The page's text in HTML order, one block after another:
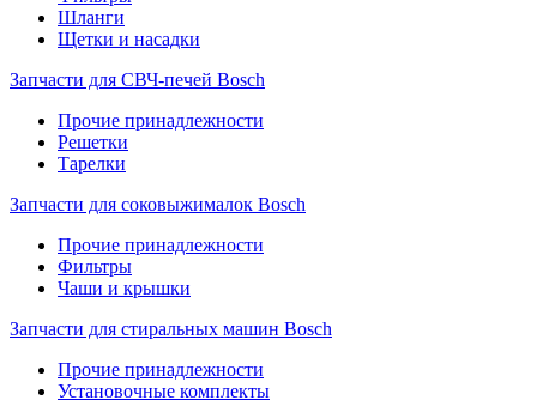
Шланги
Щетки и насадки
Запчасти для СВЧ-печей Bosch
Прочие принадлежности
Решетки
Тарелки
Запчасти для соковыжималок Bosch
Прочие принадлежности
Фильтры
Чаши и крышки
Запчасти для стиральных машин Bosch
Прочие принадлежности
Установочные комплекты